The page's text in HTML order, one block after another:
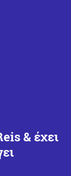
& έχει